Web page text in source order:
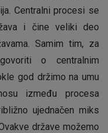
Centralni procesi se
i čine veliki deo
Samim tim, za
o centralnim
god držimo na umu
između procesa
ujednačen miks
države možemo